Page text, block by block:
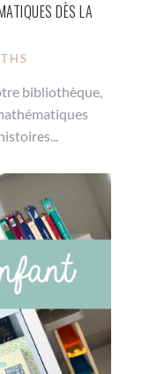
DÈS LA
bibliothèque,